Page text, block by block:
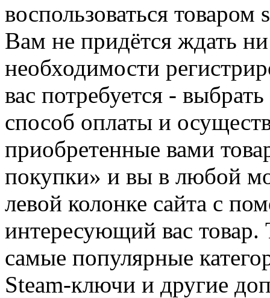
воспользоваться
Вам не придётся ждать
необходимости
вас потребуется -
способ оплаты и
приобретенные вами
покупки» и вы в любой
левой колонке сайта с
интересующий вас
самые популярные
Steam-ключи и другие